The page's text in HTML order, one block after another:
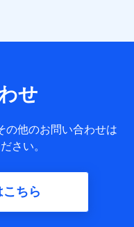
。
者及び被保険者の氏
者と被保険者の関係、
険料、保険料のお支払
などの情報などが含ま
せ
の他のお問い合わせは
さい。
ちら